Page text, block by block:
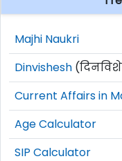
Majhi Naukri
Dinvishesh
Current Affairs in
Age Calculator
SIP Calculator